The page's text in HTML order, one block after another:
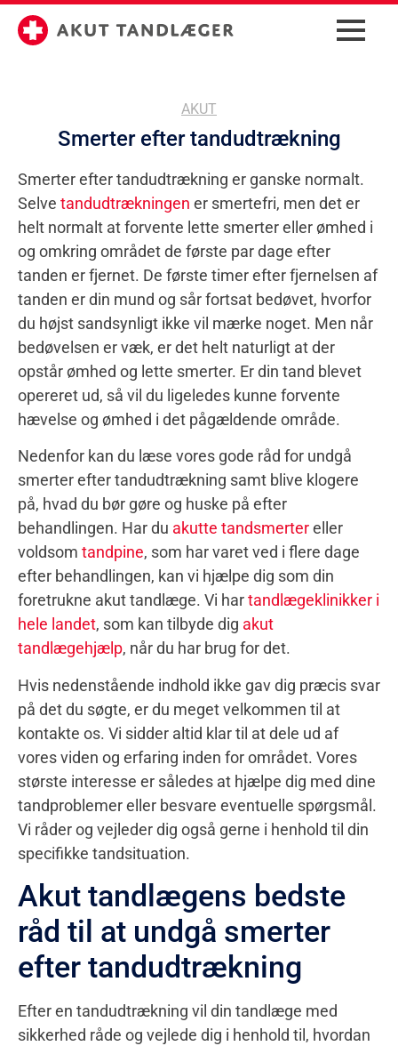
AKUT
Smerter efter tandudtrækning
Smerter efter tandudtrækning er ganske normalt.
Selve tandudtrækningen er smertefri, men det er
helt normalt at forvente lette smerter eller ømhed i
og omkring området de første par dage efter
tanden er fjernet. De første timer efter fjernelsen af
tanden er din mund og sår fortsat bedøvet, hvorfor
du højst sandsynligt ikke vil mærke noget. Men når
bedøvelsen er væk, er det helt naturligt at der
opstår ømhed og lette smerter. Er din tand blevet
opereret ud, så vil du ligeledes kunne forvente
hævelse og ømhed i det pågældende område.
Nedenfor kan du læse vores gode råd for undgå
smerter efter tandudtrækning samt blive klogere
på, hvad du bør gøre og huske på efter
behandlingen. Har du akutte tandsmertereller
voldsom tandpine, som har varet ved i flere dage
efter behandlingen, kan vi hjælpe dig som din
foretrukne akut tandlæge. Vi hartandlægeklinikker i
hele landet, som kan tilbyde dig akut
tandlægehjælp, når du har brug for det.
Hvis nedenstående indhold ikke gav dig præcis svar
på det du søgte, er du meget velkommen til at
kontakte os. Vi sidder altid klar til at dele ud af
vores viden og erfaring inden for området. Vores
største interesse er således at hjælpe dig med dine
tandproblemer eller besvare eventuelle spørgsmål.
Vi råder og vejleder dig også gerne i henhold til din
specifikke tandsituation.
Akut tandlægens bedste
råd til at undgå smerter
efter tandudtrækning
Efter en tandudtrækning vil din tandlæge med
sikkerhed råde og vejlede dig i henhold til, hvordan